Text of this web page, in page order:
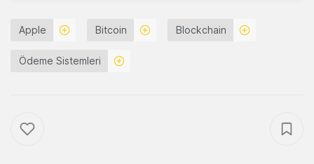
Apple Bitcoin Blockchain
Ödeme Sistemleri